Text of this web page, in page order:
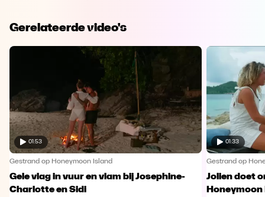
Gerelateerde video's
01:53
Gestrand op Honeymoon Island
Gele vlag in vuur en vlam bij Josephine-
Charlotte en Sidi
01:33
Gestrand op
Jolien doet